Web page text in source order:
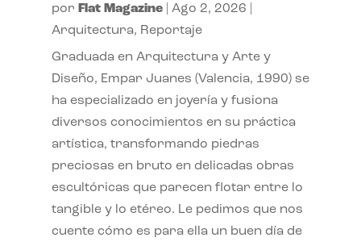
por Flat Magazine| Ago 2, 2026
Arquitectura, Reportaje
Graduada en Arquitectura y Arte y
Diseño, Empar Juanes (Valencia, 1990) se
ha especializado en joyería y fusiona
diversos conocimientos en su práctica
artística, transformando piedras
preciosas en bruto en delicadas obras
escultóricas que parecen flotar entre lo
tangible y lo etéreo. Le pedimos que nos
cuente cómo es para ella un buen día de